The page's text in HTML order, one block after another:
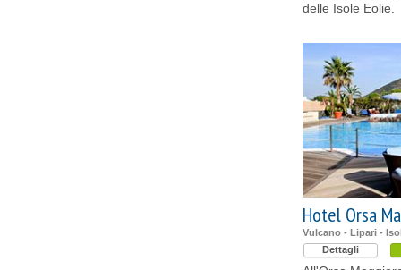
delle Isole Eolie.
Hotel Orsa
Vulcano - Lipari -
Dettagli